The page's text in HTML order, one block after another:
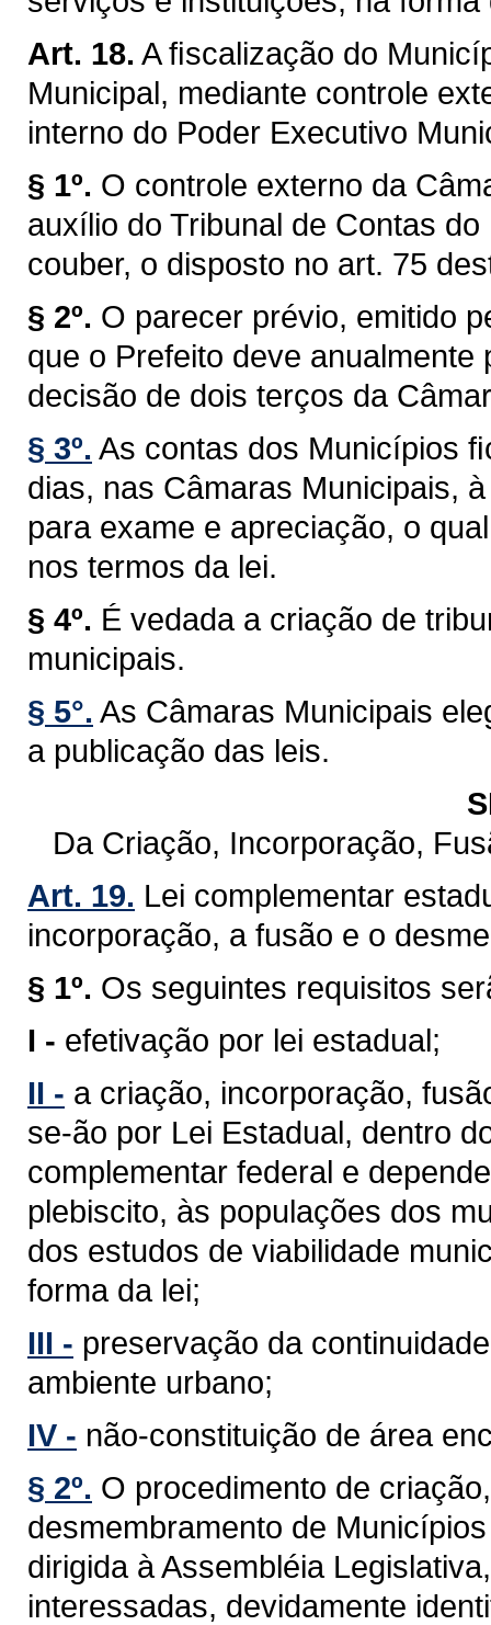
Art. 18. A ﬁscalização do
Municipal, mediante controle
interno do Poder Executivo
§ 1º. O controle externo da
auxílio do Tribunal de Contas
couber, o disposto no art. 75
§ 2º. O parecer prévio, emitido
que o Prefeito deve
decisão de dois terços da
§ 3º. As contas dos Municípios
dias, nas Câmaras Municipais,
para exame e apreciação, o
nos termos da lei.
§ 4º. É vedada a criação de
municipais.
§ 5°. As Câmaras Municipais
a publicação das leis.
Da Criação, Incorporação,
Art. 19. Lei complementar
incorporação, a fusão e o
§ 1º. Os seguintes requisitos
I - efetivação por lei estadual;
II - a criação, incorporação,
se-ão por Lei Estadual, dentro
complementar federal e
plebiscito, às populações dos
dos estudos de viabilidade
forma da lei;
III - preservação da
ambiente urbano;
IV - não-constituição de área
§ 2º. O procedimento de
desmembramento de
dirigida à Assembléia
interessadas, devidamente